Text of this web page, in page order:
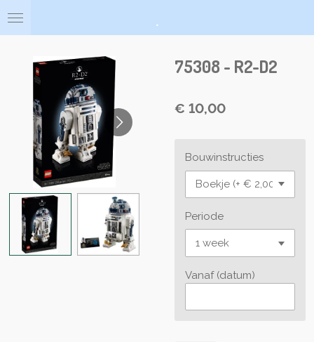
Ga
hoofdinhoud
.
75308 - R2-D2
€ 10,00
Bouwinstructies
Periode
Vanaf (datum)